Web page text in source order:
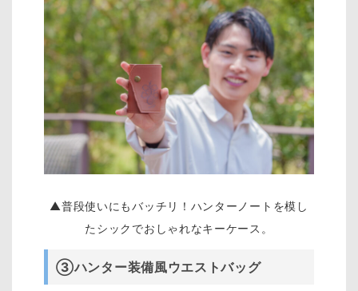
▲普段使いにもバッチリ！ハンターノートを模し
たシックでおしゃれなキーケース。
③ハンター装備風ウエストバッグ